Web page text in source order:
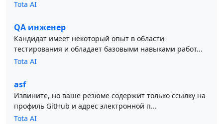
Tota AI
QA инженер
Кандидат имеет некоторый опыт в области
тестирования и обладает базовыми навыками работ...
Tota AI
asf
Извините, но ваше резюме содержит только ссылку на
профиль GitHub и адрес электронной п...
Tota AI